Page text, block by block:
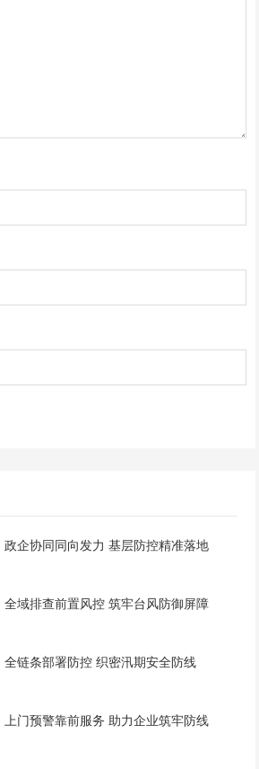
企协同同向发力 基层防控精准落地
域排查前置风控 筑牢台风防御屏障
链条部署防控 织密汛期安全防线
门预警靠前服务 助力企业筑牢防线